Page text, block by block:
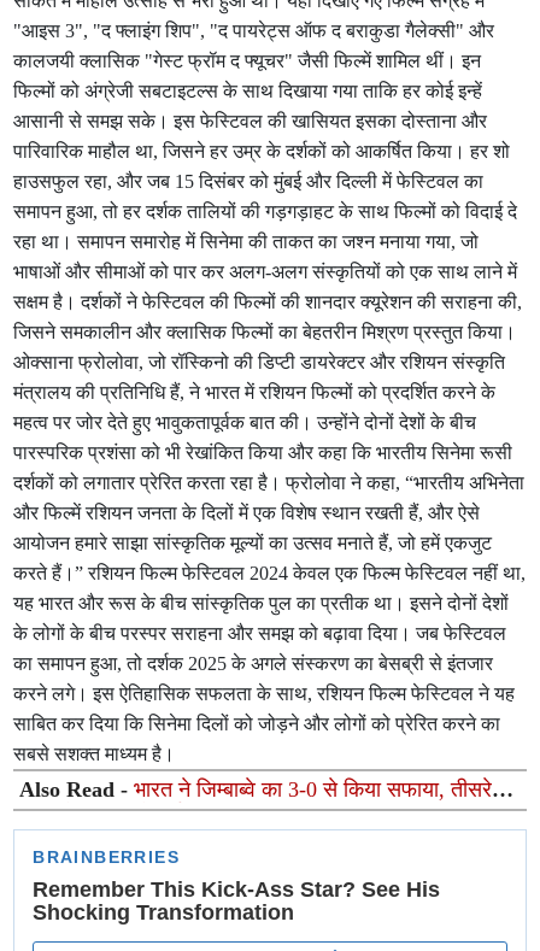
"आइस 3", "द फ्लाइंग शिप", "द पायरेट्स ऑफ द बराकुडा गैलेक्सी" और
कालजयी क्लासिक "गेस्ट फ्रॉम द फ्यूचर" जैसी फिल्में शामिल थीं। इन
फिल्मों को अंग्रेजी सबटाइटल्स के साथ दिखाया गया ताकि हर कोई इन्हें
आसानी से समझ सके। इस फेस्टिवल की खासियत इसका दोस्ताना और
पारिवारिक माहौल था, जिसने हर उम्र के दर्शकों को आकर्षित किया। हर शो
हाउसफुल रहा, और जब 15 दिसंबर को मुंबई और दिल्ली में फेस्टिवल का
समापन हुआ, तो हर दर्शक तालियों की गड़गड़ाहट के साथ फिल्मों को विदाई दे
रहा था। समापन समारोह में सिनेमा की ताकत का जश्न मनाया गया, जो
भाषाओं और सीमाओं को पार कर अलग-अलग संस्कृतियों को एक साथ लाने में
सक्षम है। दर्शकों ने फेस्टिवल की फिल्मों की शानदार क्यूरेशन की सराहना की,
जिसने समकालीन और क्लासिक फिल्मों का बेहतरीन मिश्रण प्रस्तुत किया।
ओक्साना फ्रोलोवा, जो रॉस्किनो की डिप्टी डायरेक्टर और रशियन संस्कृति
मंत्रालय की प्रतिनिधि हैं, ने भारत में रशियन फिल्मों को प्रदर्शित करने के
महत्व पर जोर देते हुए भावुकतापूर्वक बात की। उन्होंने दोनों देशों के बीच
पारस्परिक प्रशंसा को भी रेखांकित किया और कहा कि भारतीय सिनेमा रूसी
दर्शकों को लगातार प्रेरित करता रहा है। फ्रोलोवा ने कहा, “भारतीय अभिनेता
और फिल्में रशियन जनता के दिलों में एक विशेष स्थान रखती हैं, और ऐसे
आयोजन हमारे साझा सांस्कृतिक मूल्यों का उत्सव मनाते हैं, जो हमें एकजुट
करते हैं।” रशियन फिल्म फेस्टिवल 2024 केवल एक फिल्म फेस्टिवल नहीं था,
यह भारत और रूस के बीच सांस्कृतिक पुल का प्रतीक था। इसने दोनों देशों
के लोगों के बीच परस्पर सराहना और समझ को बढ़ावा दिया। जब फेस्टिवल
का समापन हुआ, तो दर्शक 2025 के अगले संस्करण का बेसब्री से इंतजार
करने लगे। इस ऐतिहासिक सफलता के साथ, रशियन फिल्म फेस्टिवल ने यह
साबित कर दिया कि सिनेमा दिलों को जोड़ने और लोगों को प्रेरित करने का
सबसे सशक्त माध्यम है।
Also Read -भारत ने जिम्बाब्वे का 3-0 से किया सफाया, तीसरे
टी20 में 35 रन से दर्ज की शानदार जीत